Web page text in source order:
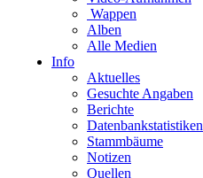
Wappen
Alben
Alle Medien
Info
Aktuelles
Gesuchte Angaben
Berichte
Datenbankstatistiken
Stammbäume
Notizen
Quellen